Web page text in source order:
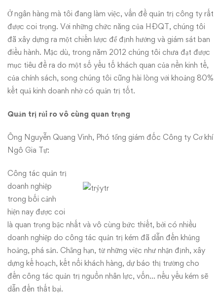
Ở ngân hàng mà tôi đang làm việc, vấn đề quản trị công ty rất
được coi trọng. Với những chức năng của HĐQT, chúng tôi
đã xây dựng ra một chiến lược để định hướng và giám sát ban
điều hành. Mặc dù, trong năm 2012 chúng tôi chưa đạt được
mục tiêu đề ra do một số yếu tố khách quan của nền kinh tế,
của chính sách, song chúng tôi cũng hài lòng với khoảng 80%
kết quả kinh doanh nhờ có quản trị tốt.
Quản trị rủi ro vô cùng quan trọng
Ông Nguyễn Quang Vinh, Phó tổng giám đốc Công ty Cơ khí
Ngô Gia Tự:
Công tác quản trị
doanh nghiệp
trong bối cảnh
hiện nay được coi
là quan trọng bậc nhất và vô cùng bức thiết, bởi có nhiều
doanh nghiệp do công tác quản trị kém đã dẫn đến khủng
hoảng, phá sản. Chẳng hạn, từ những việc như nhận định, xây
dựng kế hoạch, kết nối khách hàng, dự báo thị trường cho
đến công tác quản trị nguồn nhân lực, vốn… nếu yếu kém sẽ
dẫn đến thất bại.